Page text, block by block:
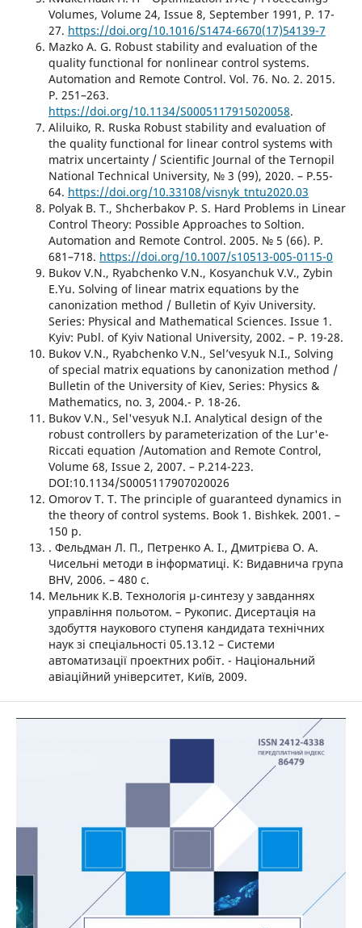
Volumes, Volume 24, Issue 8, September 1991, P. 17-
27. https://doi.org/10.1016/S1474-6670(17)54139-7
Mazko A. G. Robust stability and evaluation of the
quality functional for nonlinear control systems.
Automation and Remote Control. Vol. 76. No. 2. 2015.
P. 251–263.
https://doi.org/10.1134/S0005117915020058.
Aliluiko, R. Ruska Robust stability and evaluation of
the quality functional for linear control systems with
matrix uncertainty / Scientific Journal of the Ternopil
National Technical University, № 3 (99), 2020. – P.55-
64. https://doi.org/10.33108/visnyk_tntu2020.03
Polyak B. T., Shcherbakov P. S. Hard Problems in Linear
Control Theory: Possible Approaches to Soltion.
Automation and Remote Control. 2005. № 5 (66). P.
681–718. https://doi.org/10.1007/s10513-005-0115-0
Bukov V.N., Ryabchenko V.N., Kosyanchuk V.V., Zybin
E.Yu. Solving of linear matrix equations by the
canonization method / Bulletin of Kyiv University.
Series: Physical and Mathematical Sciences. Issue 1.
Kyiv: Publ. of Kyiv National University, 2002. – P. 19-28.
Bukov V.N., Ryabchenko V.N., Sel’vesyuk N.I., Solving
of special matrix equations by canonization method /
Bulletin of the University of Kiev, Series: Physics &
Mathematics, no. 3, 2004.- Р. 18-26.
Bukov V.N., Sel'vesyuk N.I. Analytical design of the
robust controllers by parameterization of the Lur'e-
Riccati equation /Automation and Remote Control,
Volume 68, Issue 2, 2007. – Р.214-223.
DOI:10.1134/S0005117907020026
Omorov T. T. The principle of guaranteed dynamics in
the theory of control systems. Book 1. Bishkek. 2001. –
150 p.
. Фельдман Л. П., Петренко А. І., Дмитрієва О. А.
Чисельні методи в інформатиці. К: Видавнича група
BHV, 2006. – 480 с.
Мельник К.В. Технологія μ-синтезу у завданнях
управління польотом. – Рукопис. Дисертація на
здобуття наукового ступеня кандидата технічних
наук зі спеціальності 05.13.12 – Системи
автоматизації проектних робіт. - Національний
авіаційний університет, Київ, 2009.